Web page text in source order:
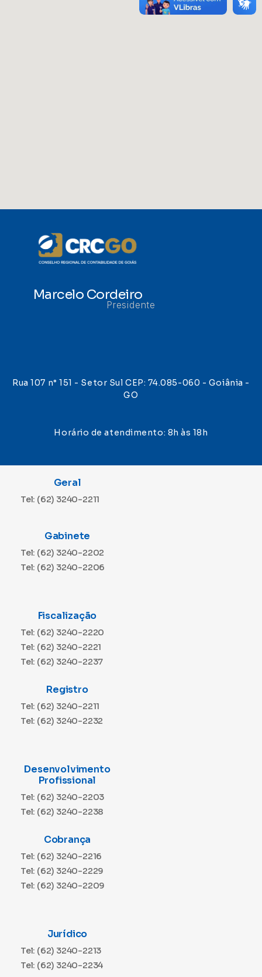
Marcelo Cordeiro
Presidente
Rua 107 n° 151 - Setor Sul CEP: 74.085-060 - Goiânia -
GO
Horário de atendimento: 8h às 18h
Geral
Tel: (62) 3240-2211
Gabinete
Tel: (62) 3240-2202
Tel: (62) 3240-2206
Fiscalização
Tel: (62) 3240-2220
Tel: (62) 3240-2221
Tel: (62) 3240-2237
Registro
Tel: (62) 3240-2211
Tel: (62) 3240-2232
Desenvolvimento
Profissional
Tel: (62) 3240-2203
Tel: (62) 3240-2238
Cobrança
Tel: (62) 3240-2216
Tel: (62) 3240-2229
Tel: (62) 3240-2209
Jurídico
Tel: (62) 3240-2213
Tel: (62) 3240-2234